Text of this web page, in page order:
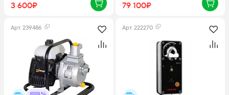
3 600₽ 79 100₽
Арт. 239486 Арт. 222270